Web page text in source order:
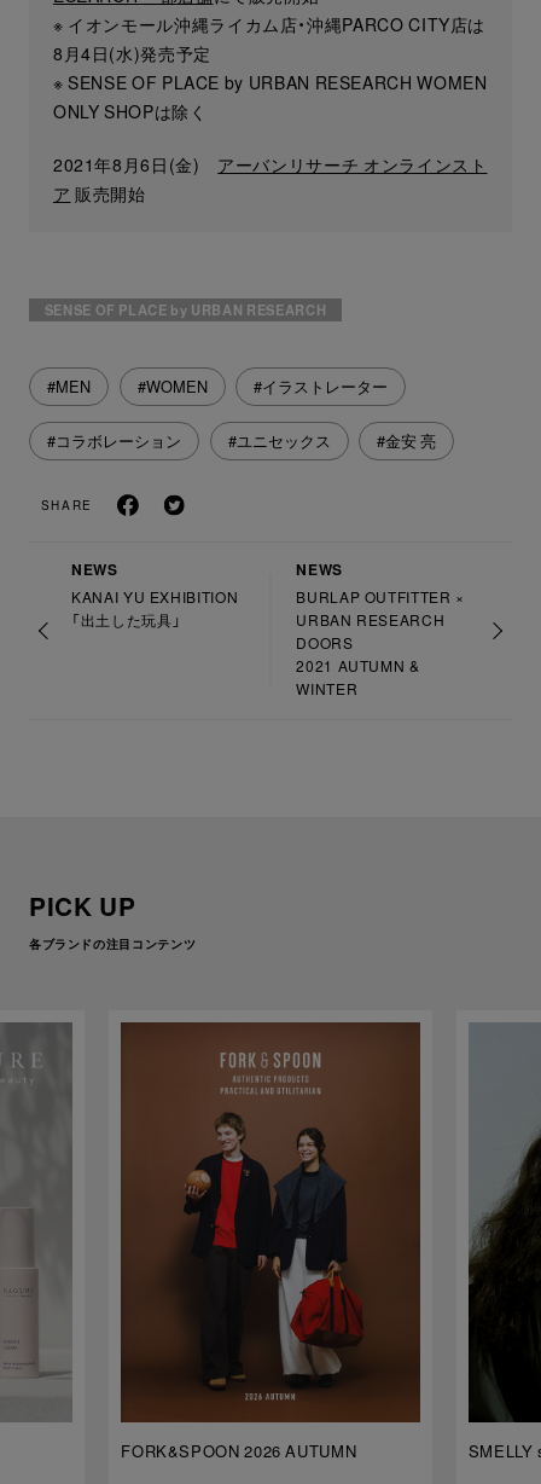
※ イオンモール沖縄ライカム店・沖縄PARCO CITY店は
8月4日(水)発売予定
※ SENSE OF PLACE by URBAN RESEARCH WOMEN
ONLY SHOPは除く
2021年8月6日(金) アーバンリサーチ オンラインスト
ア 販売開始
SENSE OF PLACE by URBAN RESEARCH
#MEN #WOMEN #イラストレーター
#コラボレーション #ユニセックス #金安 亮
SHARE
NEWS
KANAI YU EXHIBITION
「出土した玩具」
NEWS
BURLAP OUTFITTER ×
URBAN RESEARCH
DOORS
2021 AUTUMN &
WINTER
PICK UP
各ブランドの注目コンテンツ
FORK&SPOON 2026 AUTUMN SMELLY